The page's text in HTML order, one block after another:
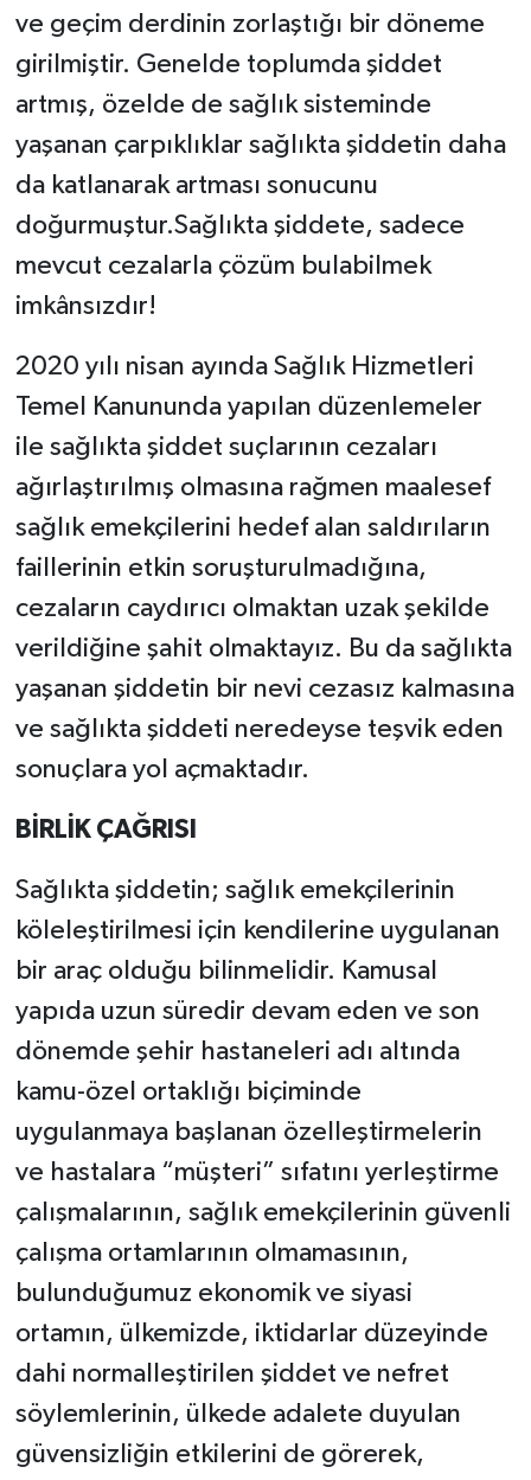
ve geçim derdinin zorlaştığı bir döneme
girilmiştir. Genelde toplumda şiddet
artmış, özelde de sağlık sisteminde
yaşanan çarpıklıklar sağlıkta şiddetin daha
da katlanarak artması sonucunu
doğurmuştur.Sağlıkta şiddete, sadece
mevcut cezalarla çözüm bulabilmek
imkânsızdır!
2020 yılı nisan ayında Sağlık Hizmetleri
Temel Kanununda yapılan düzenlemeler
ile sağlıkta şiddet suçlarının cezaları
ağırlaştırılmış olmasına rağmen maalesef
sağlık emekçilerini hedef alan saldırıların
faillerinin etkin soruşturulmadığına,
cezaların caydırıcı olmaktan uzak şekilde
verildiğine şahit olmaktayız. Bu da sağlıkta
yaşanan şiddetin bir nevi cezasız kalmasına
ve sağlıkta şiddeti neredeyse teşvik eden
sonuçlara yol açmaktadır.
BİRLİK ÇAĞRISI
Sağlıkta şiddetin; sağlık emekçilerinin
köleleştirilmesi için kendilerine uygulanan
bir araç olduğu bilinmelidir. Kamusal
yapıda uzun süredir devam eden ve son
dönemde şehir hastaneleri adı altında
kamu-özel ortaklığı biçiminde
uygulanmaya başlanan özelleştirmelerin
ve hastalara “müşteri” sıfatını yerleştirme
çalışmalarının, sağlık emekçilerinin güvenli
çalışma ortamlarının olmamasının,
bulunduğumuz ekonomik ve siyasi
ortamın, ülkemizde, iktidarlar düzeyinde
dahi normalleştirilen şiddet ve nefret
söylemlerinin, ülkede adalete duyulan
güvensizliğin etkilerini de görerek,